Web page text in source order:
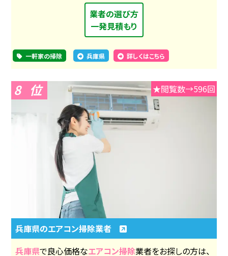
業者の選び方
一発見積もり
一軒家の掃除 兵庫県 詳しくはこちら
8 ★閲覧数→596回
兵庫県のエアコン掃除業者
兵庫県で良心価格なエアコン掃除業者をお探しの方は、